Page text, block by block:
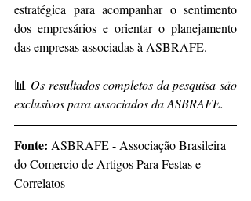
estratégica para acompanhar o sentimento
dos empresários e orientar o planejamento
das empresas associadas à ASBRAFE.
📊 Os resultados completos da pesquisa são
exclusivos para associados da ASBRAFE.
Fonte: ASBRAFE - Associação Brasileira
do Comercio de Artigos Para Festas e
Correlatos